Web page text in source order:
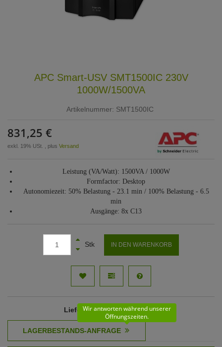
APC Smart-USV SMT1500IC 230V
1000W/1500VA
Artikelnummer: SMT1500IC
831,25 €
exkl. 19% USt. , plus Versand
Leistung (VA/Watt): 1500VA / 1000W
Formfactor: Desktop
Autonomiezeit: 50% Belastung - 23.1 min / 100% Belastung - 6.5
min
Ausgänge: 8x C13
Stk IN DEN WARENKORB
Lieferzeit: 11 - 12 Werktage
Wir antworten während unserer
Öffnungszeiten.